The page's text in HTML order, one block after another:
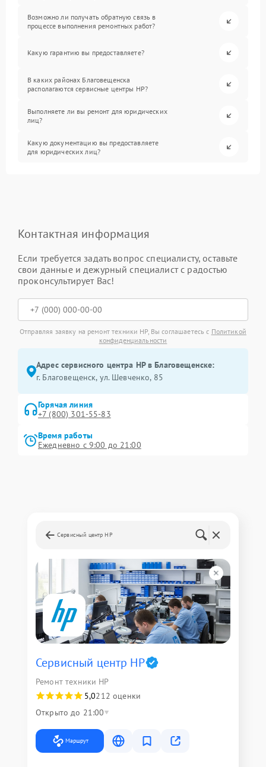
Возможно ли получать обратную связь в
процессе выполнения ремонтных работ?
Какую гарантию вы предоставляете?
В каких районах Благовещенска
располагаются сервисные центры HP?
Выполняете ли вы ремонт для юридических
лиц?
Какую документацию вы предоставляете
для юридических лиц?
Контактная информация
Если требуется задать вопрос специалисту, оставьте
свои данные и дежурный специалист с радостью
проконсультирует Вас!
Отправляя заявку на ремонт техники HP, Вы соглашаетесь с Политикой
конфиденциальности
Адрес сервисного центра HP в Благовещенске:
г. Благовещенск, ул. Шевченко, 85
Горячая линия
+7 (800) 301-55-83
Время работы
Ежедневно с 9:00 до 21:00
Сервисный центр HP
Сервисный центр HP
Ремонт техники HP
5,0212 оценки
Открыто до 21:00
Маршрут